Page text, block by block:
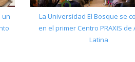
un
La Universidad El Bosque se
en el primer Centro PRAXIS de
Latina